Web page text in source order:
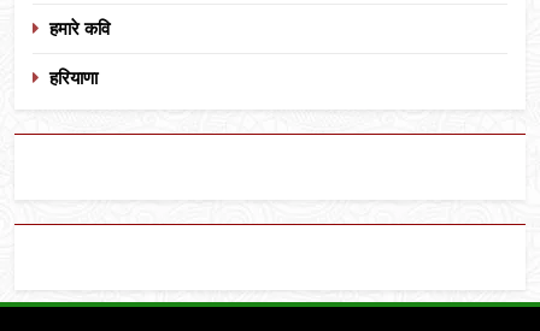
हमारे कवि
हरियाणा